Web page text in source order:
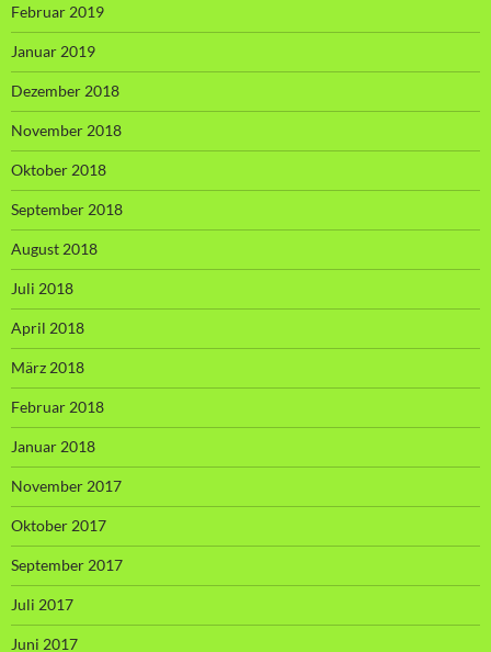
Februar 2019
Januar 2019
Dezember 2018
November 2018
Oktober 2018
September 2018
August 2018
Juli 2018
April 2018
März 2018
Februar 2018
Januar 2018
November 2017
Oktober 2017
September 2017
Juli 2017
Juni 2017